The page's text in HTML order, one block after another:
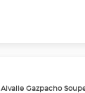
Alvalle Gazpacho